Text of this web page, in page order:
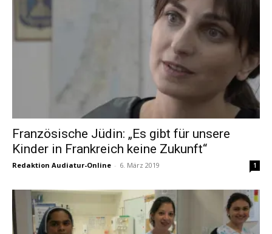
Französische Jüdin: „Es gibt für unsere
Kinder in Frankreich keine Zukunft“
Redaktion Audiatur-Online - 6. März 2019 1